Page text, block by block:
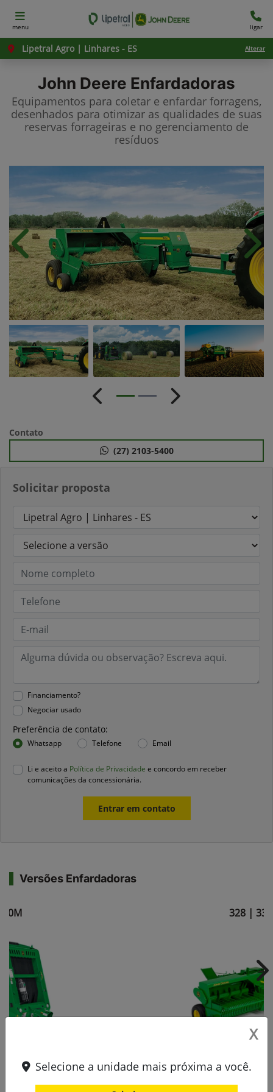
menu ligar
Lipetral Agro | Linhares - ES Alterar
John Deere Enfardadoras
Equipamentos para coletar e enfardar forragens,
desenhados para otimizar as qualidades de suas
reservas forrageiras e no gerenciamento de
resíduos
Solicitar proposta
Financiamento?
Negociar usado
Preferência de contato:
Whatsapp Telefone Email
Li e aceito a Política de Privacidade e concordo em receber
comunicações da concessionária.
Entrar em contato
Anterior
Anterior Próximo
Contato
(27) 2103-5400
Versões Enfardadoras
328 |
X
Selecione a unidade mais próxima a você.